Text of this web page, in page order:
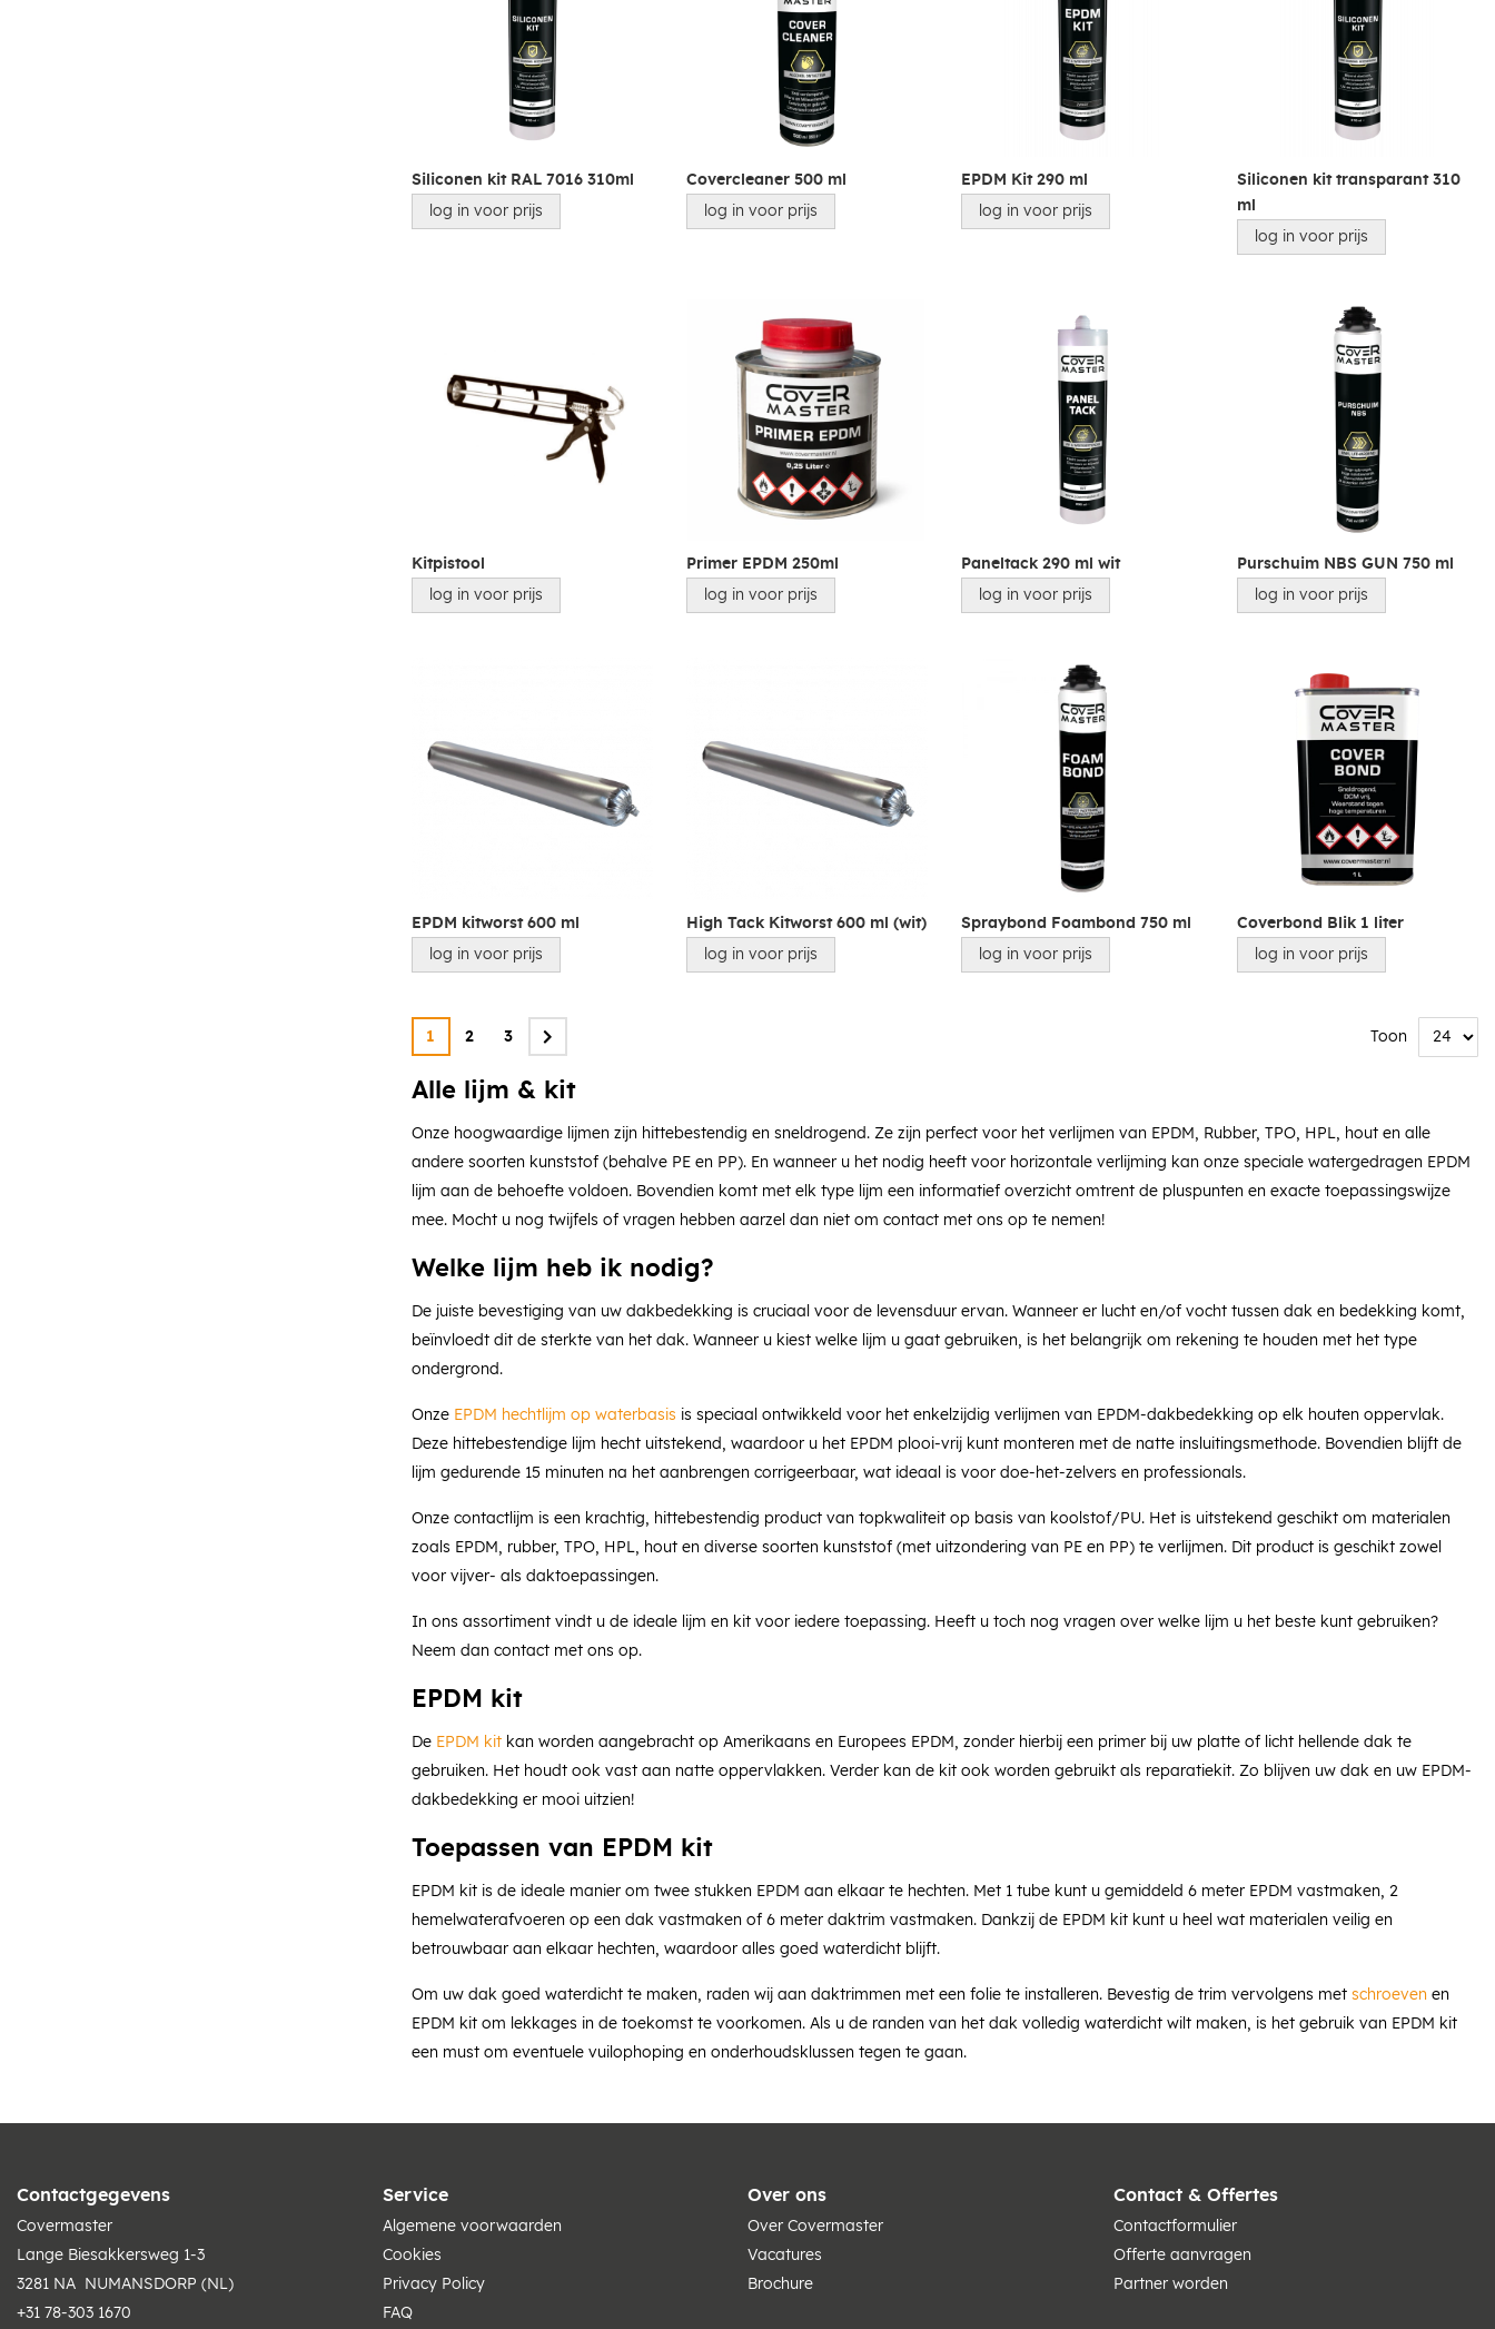
Siliconen kit RAL 7016 310ml
log in voor prijs
Covercleaner 500 ml
log in voor prijs
EPDM Kit 290 ml
log in voor prijs
Siliconen kit transparant 310
ml
log in voor prijs
Kitpistool
log in voor prijs
Primer EPDM 250ml
log in voor prijs
Paneltack 290 ml wit
log in voor prijs
Purschuim NBS GUN 750 ml
log in voor prijs
EPDM kitworst 600 ml
log in voor prijs
High Tack Kitworst 600 ml (wit)
log in voor prijs
Spraybond Foambond 750 ml
log in voor prijs
Coverbond Blik 1 liter
log in voor prijs
1 2 3 Toon
Alle lijm & kit
Onze hoogwaardige lijmen zijn hittebestendig en sneldrogend. Ze zijn perfect voor het verlijmen van EPDM, Rubber, TPO, HPL, hout en alle
andere soorten kunststof (behalve PE en PP). En wanneer u het nodig heeft voor horizontale verlijming kan onze speciale watergedragen EPDM
lijm aan de behoefte voldoen. Bovendien komt met elk type lijm een informatief overzicht omtrent de pluspunten en exacte toepassingswijze
mee. Mocht u nog twijfels of vragen hebben aarzel dan niet om contact met ons op te nemen!
Welke lijm heb ik nodig?
De juiste bevestiging van uw dakbedekking is cruciaal voor de levensduur ervan. Wanneer er lucht en/of vocht tussen dak en bedekking komt,
beïnvloedt dit de sterkte van het dak. Wanneer u kiest welke lijm u gaat gebruiken, is het belangrijk om rekening te houden met het type
ondergrond.
Onze EPDM hechtlijm op waterbasis is speciaal ontwikkeld voor het enkelzijdig verlijmen van EPDM-dakbedekking op elk houten oppervlak.
Deze hittebestendige lijm hecht uitstekend, waardoor u het EPDM plooi-vrij kunt monteren met de natte insluitingsmethode. Bovendien blijft de
lijm gedurende 15 minuten na het aanbrengen corrigeerbaar, wat ideaal is voor doe-het-zelvers en professionals.
Onze contactlijm is een krachtig, hittebestendig product van topkwaliteit op basis van koolstof/PU. Het is uitstekend geschikt om materialen
zoals EPDM, rubber, TPO, HPL, hout en diverse soorten kunststof (met uitzondering van PE en PP) te verlijmen. Dit product is geschikt zowel
voor vijver- als daktoepassingen.
In ons assortiment vindt u de ideale lijm en kit voor iedere toepassing. Heeft u toch nog vragen over welke lijm u het beste kunt gebruiken?
Neem dan contact met ons op.
EPDM kit
De EPDM kitkan worden aangebracht op Amerikaans en Europees EPDM, zonder hierbij een primer bij uw platte of licht hellende dak te
gebruiken. Het houdt ook vast aan natte oppervlakken. Verder kan de kit ook worden gebruikt als reparatiekit. Zo blijven uw dak en uw EPDM-
dakbedekking er mooi uitzien!
Toepassen van EPDM kit
EPDM kit is de ideale manier om twee stukken EPDM aan elkaar te hechten. Met 1 tube kunt u gemiddeld 6 meter EPDM vastmaken, 2
hemelwaterafvoeren op een dak vastmaken of 6 meter daktrim vastmaken. Dankzij de EPDM kit kunt u heel wat materialen veilig en
betrouwbaar aan elkaar hechten, waardoor alles goed waterdicht blijft.
Om uw dak goed waterdicht te maken, raden wij aan daktrimmen met een folie te installeren. Bevestig de trim vervolgens met schroeven en
EPDM kit om lekkages in de toekomst te voorkomen. Als u de randen van het dak volledig waterdicht wilt maken, is het gebruik van EPDM kit
een must om eventuele vuilophoping en onderhoudsklussen tegen te gaan.
Contactgegevens
Covermaster
Lange Biesakkersweg 1-3
3281 NA NUMANSDORP (NL)
+31 78-303 1670
Service
Algemene voorwaarden
Cookies
Privacy Policy
FAQ
Over ons
Over Covermaster
Vacatures
Brochure
Contact & Offertes
Contactformulier
Offerte aanvragen
Partner worden